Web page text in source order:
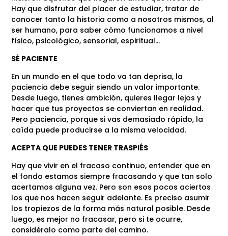
Hay que disfrutar del placer de estudiar, tratar de
conocer tanto la historia como a nosotros mismos, al
ser humano, para saber cómo funcionamos a nivel
físico, psicológico, sensorial, espiritual…
SÉ PACIENTE
En un mundo en el que todo va tan deprisa, la
paciencia debe seguir siendo un valor importante.
Desde luego, tienes ambición, quieres llegar lejos y
hacer que tus proyectos se conviertan en realidad.
Pero paciencia, porque si vas demasiado rápido, la
caída puede producirse a la misma velocidad.
ACEPTA QUE PUEDES TENER TRASPIÉS
Hay que vivir en el fracaso continuo, entender que en
el fondo estamos siempre fracasando y que tan solo
acertamos alguna vez. Pero son esos pocos aciertos
los que nos hacen seguir adelante. Es preciso asumir
los tropiezos de la forma más natural posible. Desde
luego, es mejor no fracasar, pero si te ocurre,
considéralo como parte del camino.